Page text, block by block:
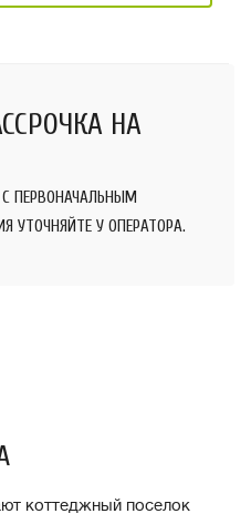
НА
ПЕРВОНАЧАЛЬНЫМ
УТОЧНЯЙТЕ У ОПЕРАТОРА.
коттеджный поселок